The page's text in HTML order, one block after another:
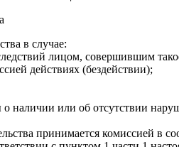
в случае:
лицом, совершившим
действиях (бездействии);
или об отсутствии
принимается комиссией в